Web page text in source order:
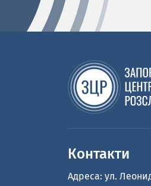
Контакти
Адреса: ул.